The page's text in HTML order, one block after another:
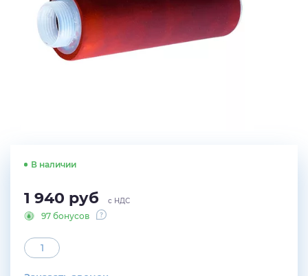
В наличии
1 940 руб с НДС
97 бонусов